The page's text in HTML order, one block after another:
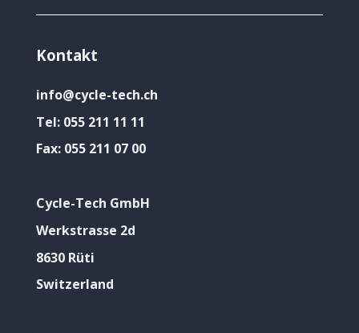
Kontakt
info@cycle-tech.ch
Tel: 055 211 11 11
Fax: 055 211 07 00
Cycle-Tech GmbH
Werkstrasse 2d
8630 Rüti
Switzerland